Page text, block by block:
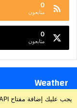
0
متابعون
0
متابعون
Weather
يجب عليك إضافة مفتاح API للطقس من خلال صفحة إعدادات القالب > الدمج.